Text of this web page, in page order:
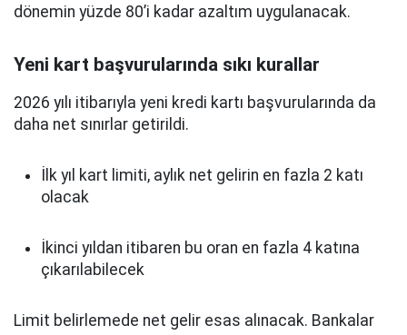
dönemin yüzde 80’i kadar azaltım uygulanacak.
Yeni kart başvurularında sıkı kurallar
2026 yılı itibarıyla yeni kredi kartı başvurularında da
daha net sınırlar getirildi.
İlk yıl kart limiti, aylık net gelirin en fazla 2 katı
olacak
İkinci yıldan itibaren bu oran en fazla 4 katına
çıkarılabilecek
Limit belirlemede net gelir esas alınacak. Bankalar